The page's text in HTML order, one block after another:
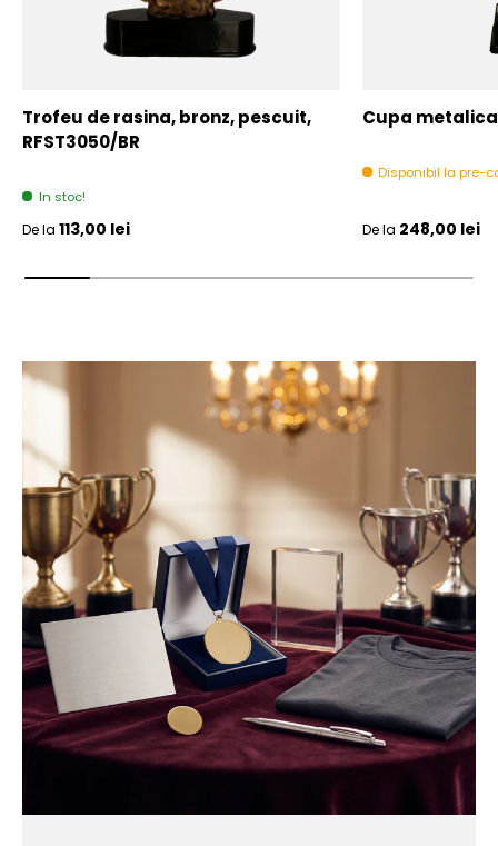
Trofeu de rasina, bronz, pescuit,
RFST3050/BR
In stoc!
Pret initial
De la 113,00 lei
Cupa
Disponibil la pre-
Pret initial
De la 248,00 lei